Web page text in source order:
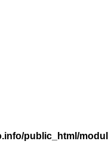
public_html/